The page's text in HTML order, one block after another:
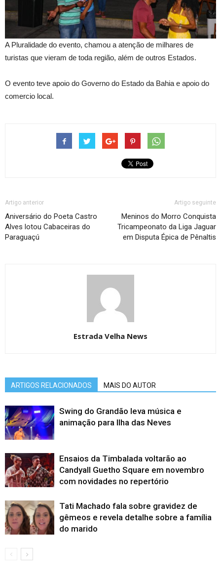
A Pluralidade do evento, chamou a atenção de milhares de
turistas que vieram de toda região, além de outros Estados.
O evento teve apoio do Governo do Estado da Bahia e apoio do
comercio local.
Artigo anterior
Aniversário do Poeta Castro
Alves lotou Cabaceiras do
Paraguaçú
Artigo seguinte
Meninos do Morro Conquista
Tricampeonato da Liga Jaguar
em Disputa Épica de Pênaltis
Estrada Velha News
ARTIGOS RELACIONADOS MAIS DO AUTOR
Swing do Grandão leva música e
animação para Ilha das Neves
Ensaios da Timbalada voltarão ao
Candyall Guetho Square em novembro
com novidades no repertório
Tati Machado fala sobre gravidez de
gêmeos e revela detalhe sobre a família
do marido